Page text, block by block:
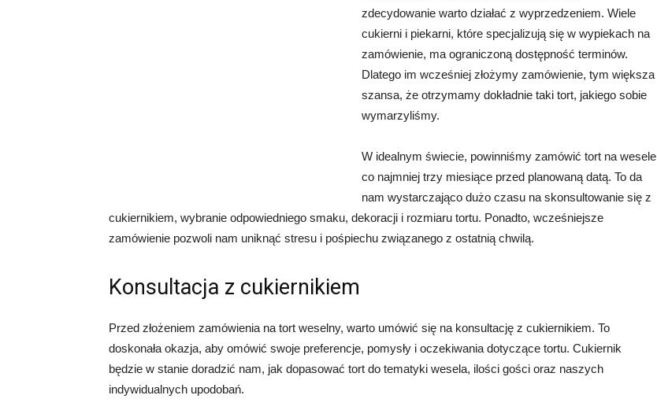
zdecydowanie warto działać z wyprzedzeniem. Wiele
cukierni i piekarni, które specjalizują się w wypiekach na
zamówienie, ma ograniczoną dostępność terminów.
Dlatego im wcześniej złożymy zamówienie, tym większa
szansa, że otrzymamy dokładnie taki tort, jakiego sobie
wymarzyliśmy.
W idealnym świecie, powinniśmy zamówić tort na wesele
co najmniej trzy miesiące przed planowaną datą. To da
nam wystarczająco dużo czasu na skonsultowanie się z
cukiernikiem, wybranie odpowiedniego smaku, dekoracji i rozmiaru tortu. Ponadto, wcześniejsze
zamówienie pozwoli nam uniknąć stresu i pośpiechu związanego z ostatnią chwilą.
Konsultacja z cukiernikiem
Przed złożeniem zamówienia na tort weselny, warto umówić się na konsultację z cukiernikiem. To
doskonała okazja, aby omówić swoje preferencje, pomysły i oczekiwania dotyczące tortu. Cukiernik
będzie w stanie doradzić nam, jak dopasować tort do tematyki wesela, ilości gości oraz naszych
indywidualnych upodobań.